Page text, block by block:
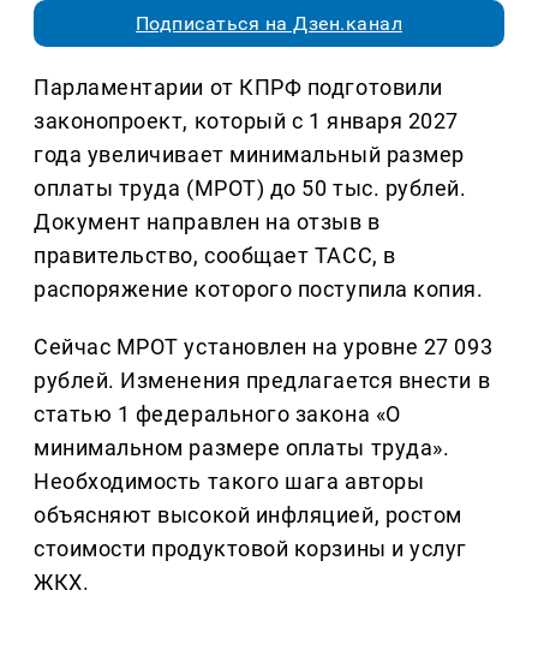
Подписаться на Дзен.канал
Парламентарии от КПРФ подготовили
законопроект, который с 1 января 2027
года увеличивает минимальный размер
оплаты труда (МРОТ) до 50 тыс. рублей.
Документ направлен на отзыв в
правительство, сообщает ТАСС, в
распоряжение которого поступила копия.
Сейчас МРОТ установлен на уровне 27 093
рублей. Изменения предлагается внести в
статью 1 федерального закона «О
минимальном размере оплаты труда».
Необходимость такого шага авторы
объясняют высокой инфляцией, ростом
стоимости продуктовой корзины и услуг
ЖКХ.